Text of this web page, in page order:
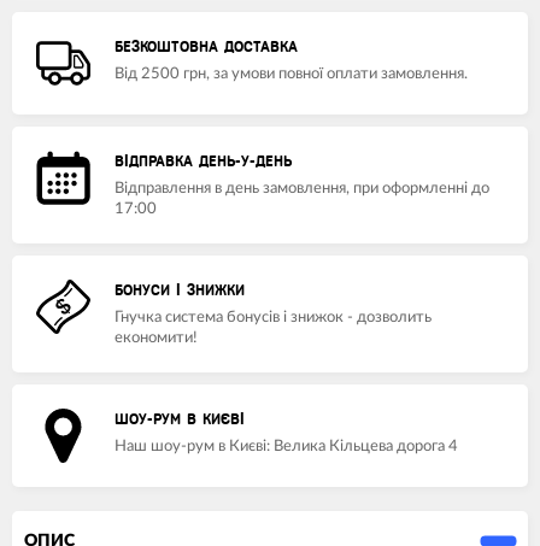
БЕЗКОШТОВНА ДОСТАВКА
Від 2500 грн, за умови повної оплати замовлення.
ВІДПРАВКА ДЕНЬ-У-ДЕНЬ
Відправлення в день замовлення, при оформленні до
17:00
БОНУСИ І ЗНИЖКИ
Гнучка система бонусів і знижок - дозволить
економити!
ШОУ-РУМ В КИЄВІ
Наш шоу-рум в Києві: Велика Кільцева дорога 4
ОПИС